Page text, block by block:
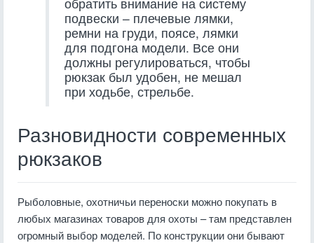
подвески – плечевые лямки,
ремни на груди, поясе, лямки
для подгона модели. Все они
должны регулироваться, чтобы
рюкзак был удобен, не мешал
при ходьбе, стрельбе.
Разновидности современных
рюкзаков
Рыболовные, охотничьи переноски можно покупать в
любых магазинах товаров для охоты – там представлен
огромный выбор моделей. По конструкции они бывают